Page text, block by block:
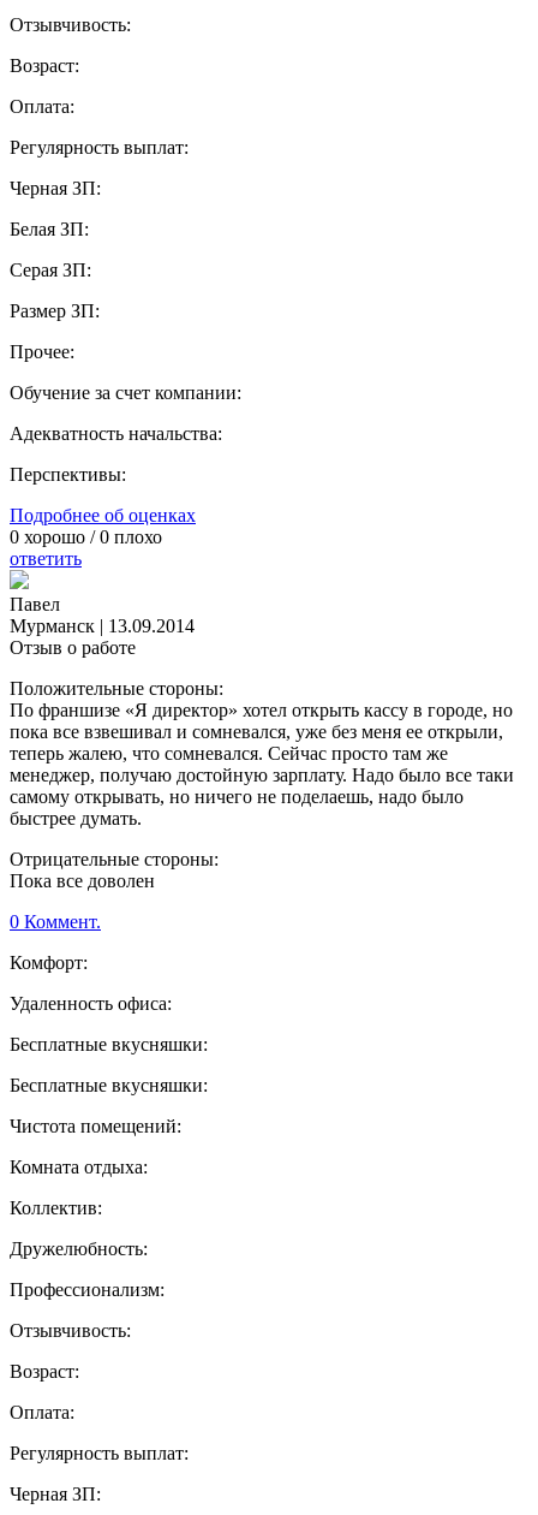
Отзывчивость:
Возраст:
Оплата:
Регулярность выплат:
Черная ЗП:
Белая ЗП:
Серая ЗП:
Размер ЗП:
Прочее:
Обучение за счет компании:
Адекватность начальства:
Перспективы:
Подробнее об оценках
0 хорошо /0 плохо
ответить
Павел
Мурманск | 13.09.2014
Отзыв о работе
Положительные стороны:
По франшизе «Я директор» хотел открыть кассу в городе, но
пока все взвешивал и сомневался, уже без меня ее открыли,
теперь жалею, что сомневался. Сейчас просто там же
менеджер, получаю достойную зарплату. Надо было все таки
самому открывать, но ничего не поделаешь, надо было
быстрее думать.
Отрицательные стороны:
Пока все доволен
0 Коммент.
Комфорт:
Удаленность офиса:
Бесплатные вкусняшки:
Бесплатные вкусняшки:
Чистота помещений:
Комната отдыха:
Коллектив:
Дружелюбность:
Профессионализм:
Отзывчивость:
Возраст:
Оплата:
Регулярность выплат:
Черная ЗП: